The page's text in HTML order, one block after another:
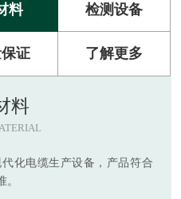
料 检测设备
证 了解更多
料
化电缆生产设备，产品符合